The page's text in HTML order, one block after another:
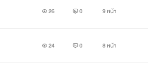
26 0 9 หน้า
24 0 8 หน้า